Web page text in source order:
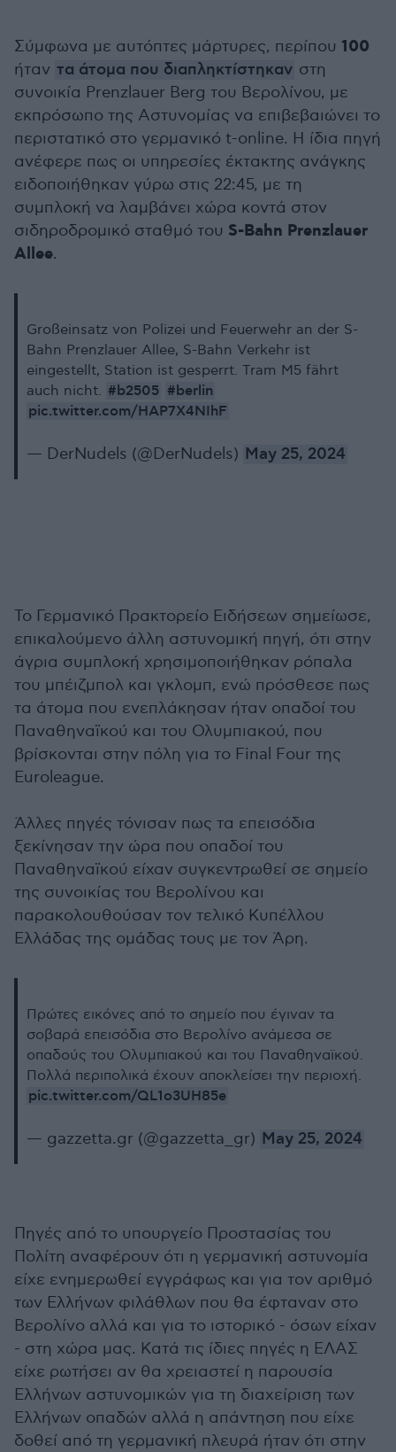
Σύμφωνα με αυτόπτες μάρτυρες, περίπου 100
ήταν τα άτομα που διαπληκτίστηκαν στη
συνοικία Prenzlauer Berg του Βερολίνου, με
εκπρόσωπο της Αστυνομίας να επιβεβαιώνει το
περιστατικό στο γερμανικό t-online. Η ίδια πηγή
ανέφερε πως οι υπηρεσίες έκτακτης ανάγκης
ειδοποιήθηκαν γύρω στις 22:45, με τη
συμπλοκή να λαμβάνει χώρα κοντά στον
σιδηροδρομικό σταθμό του S-Bahn Prenzlauer
Allee.
Großeinsatz von Polizei und Feuerwehr an der S-
Bahn Prenzlauer Allee, S-Bahn Verkehr ist
eingestellt, Station ist gesperrt. Tram M5 fährt
auch nicht. #b2505 #berlin
pic.twitter.com/HAP7X4NIhF
— DerNudels (@DerNudels) May 25, 2024
Το Γερμανικό Πρακτορείο Ειδήσεων σημείωσε,
επικαλούμενο άλλη αστυνομική πηγή, ότι στην
άγρια συμπλοκή χρησιμοποιήθηκαν ρόπαλα
του μπέιζμπολ και γκλομπ, ενώ πρόσθεσε πως
τα άτομα που ενεπλάκησαν ήταν οπαδοί του
Παναθηναϊκού και του Ολυμπιακού, που
βρίσκονται στην πόλη για το Final Four της
Euroleague.
Άλλες πηγές τόνισαν πως τα επεισόδια
ξεκίνησαν την ώρα που οπαδοί του
Παναθηναϊκού είχαν συγκεντρωθεί σε σημείο
της συνοικίας του Βερολίνου και
παρακολουθούσαν τον τελικό Κυπέλλου
Ελλάδας της ομάδας τους με τον Άρη.
Πρώτες εικόνες από το σημείο που έγιναν τα
σοβαρά επεισόδια στο Βερολίνο ανάμεσα σε
οπαδούς του Ολυμπιακού και του Παναθηναϊκού.
Πολλά περιπολικά έχουν αποκλείσει την περιοχή.
pic.twitter.com/QL1o3UH85e
— gazzetta.gr (@gazzetta_gr) May 25, 2024
Πηγές από το υπουργείο Προστασίας του
Πολίτη αναφέρουν ότι η γερμανική αστυνομία
είχε ενημερωθεί εγγράφως και για τον αριθμό
των Ελλήνων φιλάθλων που θα έφταναν στο
Βερολίνο αλλά και για το ιστορικό - όσων είχαν
- στη χώρα μας. Κατά τις ίδιες πηγές η ΕΛΑΣ
είχε ρωτήσει αν θα χρειαστεί η παρουσία
Ελλήνων αστυνομικών για τη διαχείριση των
Ελλήνων οπαδών αλλά η απάντηση που είχε
δοθεί από τη γερμανική πλευρά ήταν ότι στην